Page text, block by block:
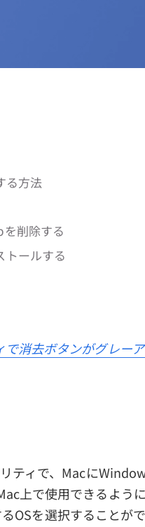
る方法
削除する
トールする
で消去ボタンがグレー
ティで、Macに
上で使用できるように
OSを選択することがで